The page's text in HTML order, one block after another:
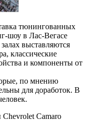
тюнингованных
шоу в Лас-Вегасе
выставляются
классические
и компоненты от
по мнению
для доработок. В
Camaro